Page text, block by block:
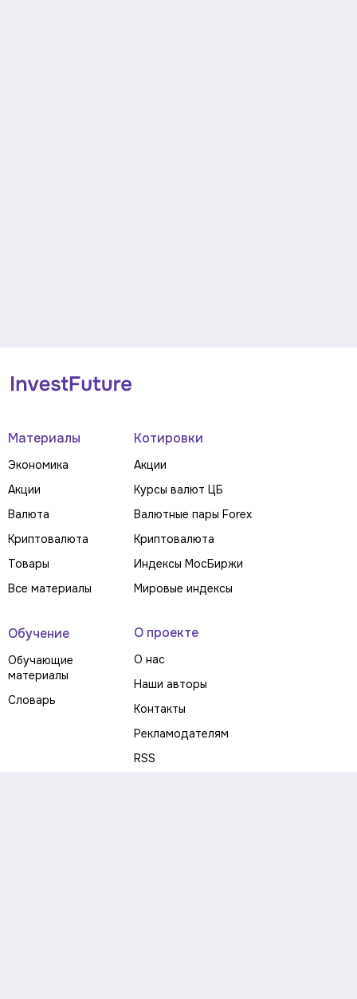
Материалы
Экономика
Акции
Валюта
Криптовалюта
Товары
Все материалы
Котировки
Акции
Курсы валют ЦБ
Валютные пары Forex
Криптовалюта
Индексы МосБиржи
Мировые индексы
Обучение
Обучающие
материалы
Словарь
О проекте
О нас
Наши авторы
Контакты
Рекламодателям
RSS